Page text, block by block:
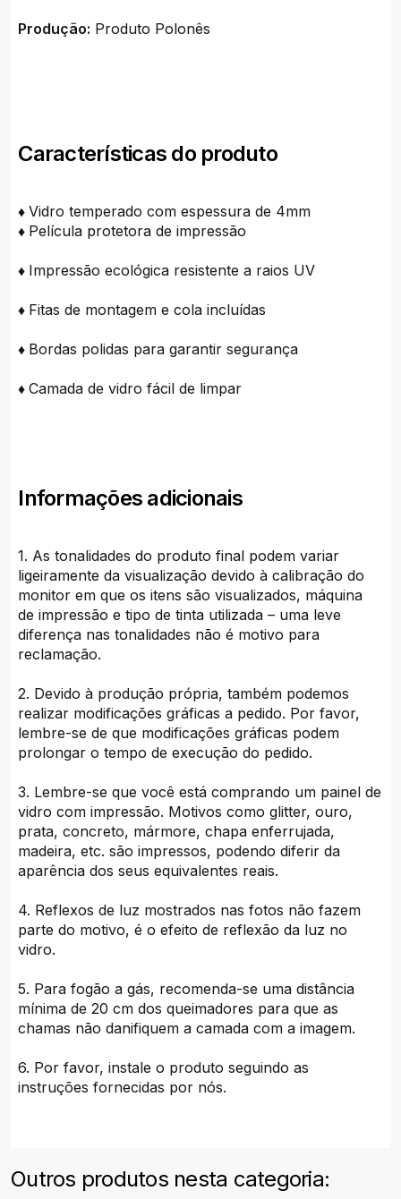
Produção: Produto Polonês
Características do produto
♦Vidro temperado com espessura de 4mm
♦ Película protetora de impressão
♦ Impressão ecológica resistente a raios UV
♦ Fitas de montagem e cola incluídas
♦ Bordas polidas para garantir segurança
♦Camada de vidro fácil de limpar
Informações adicionais
1. As tonalidades do produto final podem variar
ligeiramente da visualização devido à calibração do
monitor em que os itens são visualizados, máquina
de impressão e tipo de tinta utilizada – uma leve
diferença nas tonalidades não é motivo para
reclamação.
2. Devido à produção própria, também podemos
realizar modificações gráficas a pedido. Por favor,
lembre-se de que modificações gráficas podem
prolongar o tempo de execução do pedido.
3. Lembre-se que você está comprando um painel de
vidro com impressão. Motivos como glitter, ouro,
prata, concreto, mármore, chapa enferrujada,
madeira, etc. são impressos, podendo diferir da
aparência dos seus equivalentes reais.
4. Reflexos de luz mostrados nas fotos não fazem
parte do motivo, é o efeito de reflexão da luz no
vidro.
5. Para fogão a gás, recomenda-se uma distância
mínima de 20 cm dos queimadores para que as
chamas não danifiquem a camada com a imagem.
6. Por favor, instale o produto seguindo as
instruções fornecidas por nós.
Outros produtos nesta categoria: